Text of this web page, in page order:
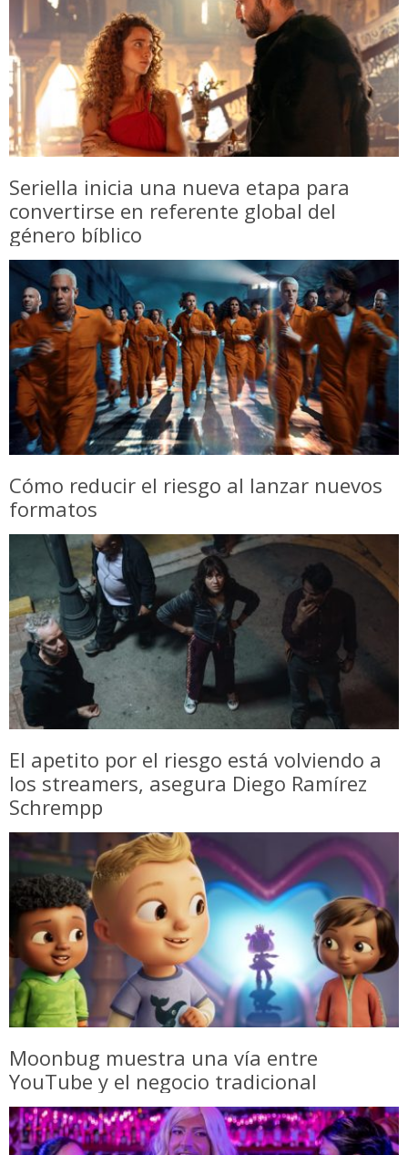
Seriella inicia una nueva etapa para
convertirse en referente global del
género bíblico
Cómo reducir el riesgo al lanzar nuevos
formatos
El apetito por el riesgo está volviendo a
los streamers, asegura Diego Ramírez
Schrempp
Moonbug muestra una vía entre
YouTube y el negocio tradicional